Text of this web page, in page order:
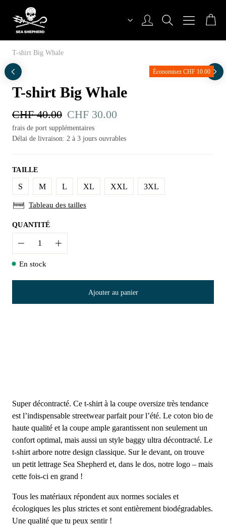
contenu
Sea Shepherd Switzerland
T-shirt Big Whale
Économisez CHF 10.00
T-shirt Big Whale
CHF40.00 Le
prix
initial
CHF 30.00
actuel
frais de port supplémentaires
Délai de livraison: 2 à 3 jours ouvrables
TAILLE
S M L XL XXL 3XL
Tableau des tailles
QUANTITÉ
Quantité
En stock
Ajouter au panier
Super décontracté. Ce t-shirt à la coupe oversize très tendance
est l’indispensable streetwear parfait pour l’été. Le coton bio de
haute qualité et la coupe ample garantissent non seulement un
confort optimal, mais aussi un style baggy ultra décontracté. Le
t-shirt arbore notre design classique. Sur le devant, on trouve
un petit lettrage Sea Shepherd et, dans le dos, notre logo – mais
cette fois-ci en grand !
Tous les matériaux répondent aux normes sociales et
écologiques les plus strictes et sont entièrement biodégradables.
Une qualité que tu peux sentir !